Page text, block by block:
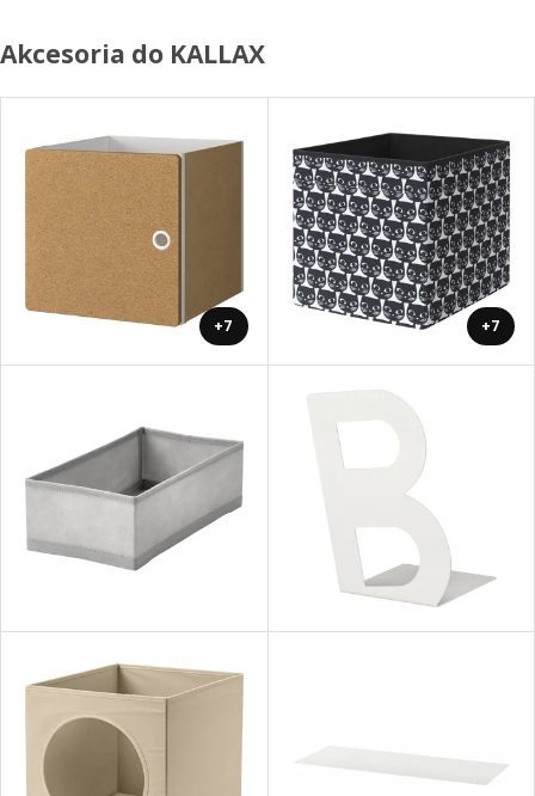
Akcesoria do KALLAX
+7 +7